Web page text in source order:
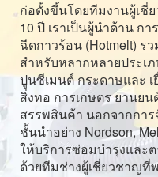
ก่อตั้งขึ้นโดยทีมงานผู้เ
10 ปี เราเป็นผู้นำด้าน ก
ฉีดกาวร้อน (Hotmelt) ร
สำหรับหลากหลายประเ
ปูนซีเมนต์ กระดาษและ
สิ่งทอ การเกษตร ยานย
สรรพสินค้า นอกจากกา
ชั้นนำอย่าง Nordson,
ให้บริการซ่อมบำรุงและ
ด้วยทีมช่างผู้เชี่ยวชาญที่